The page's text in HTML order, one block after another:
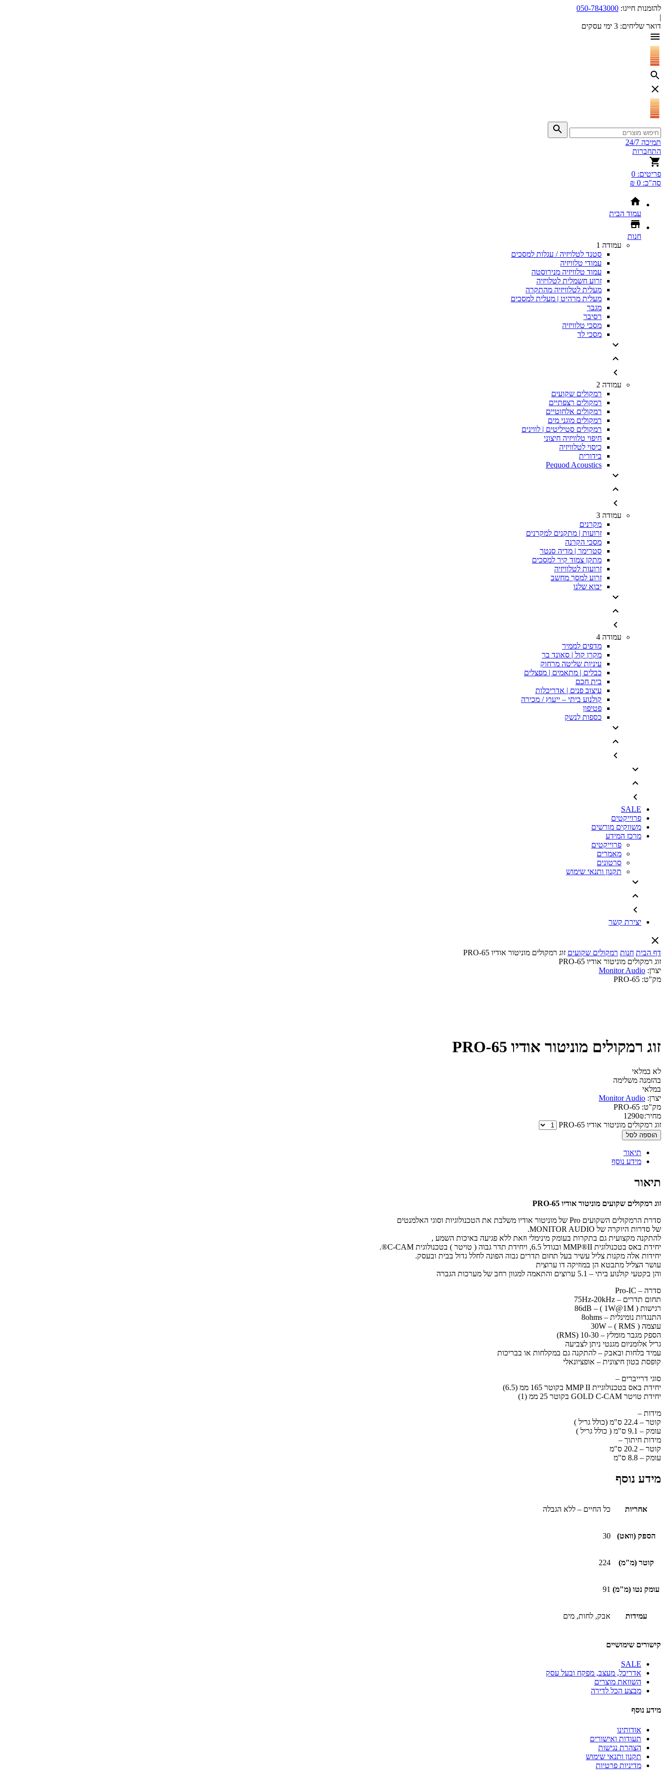
להזמנות חייגו: 050-7843000
|
דואר שליחים: 3 ימי עסקים
תמיכה 24/7
התחברות
פריטים: 0
סה"כ: 0 ₪
עמוד הבית
חנות
עמודה 1
סטנד לטלויזיה / עגלות למסכים
עמודי טלוויזיה
עמוד טלוויזיה מנירוסטה
זרוע חשמלית לטלויזיה
מעלית לטלוויזיה מהתקרה
מעלית מרהיט | מעלית למסכים
מגבר
רסיבר
מסכי טלוויזיה
מסכי לד
עמודה 2
רמקולים שקועים
רמקולים רצפתיים
רמקולים אלחוטיים
רמקולים מוגני מים
רמקולים סטיליטים | לווינים
חיפוי טלוויזיה חיצוני
כיסוי לטלוויזיה
בידורית
Pequod Acoustics
עמודה 3
מקרנים
זרועות | מתקנים למקרנים
מסכי הקרנה
סטרימר | מדיה סנטר
מתקן צמוד קיר למסכים
זרועות לטלוויזיה
זרוע למסך מחשב
יבוא שלנו
עמודה 4
מדפים לממיר
מקרן קול | סאונד בר
עיניות שליטה מרחוק
כבלים | מתאמים | מפצלים
בית חכם
עיצוב פנים | אדריכלות
קולנוע ביתי – ייעוץ / מכירה
פטיפון
כספות לנשק
SALE
פרוייקטים
משווקים מורשים
מרכז המידע
פרוייקטים
מאמרים
סרטונים
תקנון ותנאי שימוש
יצירת קשר
דף הבית חנות רמקולים שקועים זוג רמקולים מוניטור אודיו PRO-65
זוג רמקולים מוניטור אודיו PRO-65
יצרן: Monitor Audio
מק"ט: PRO-65
זוג רמקולים מוניטור אודיו PRO-65
לא במלאי
בהזמנה משלימה
במלאי
יצרן: Monitor Audio
מק"ט: PRO-65
מחיר:
1290₪
זוג רמקולים מוניטור אודיו PRO-65
הוספה לסל
תיאור
מידע נוסף
תיאור
זוג רמקולים שקועים מוניטור אודיו PRO-65
סדרת הרמקולים השקועים Pro של מוניטור אודיו משלבת את הטכנולוגיות וסוגי האלמנטים
של סדרות היוקרה של MONITOR AUDIO.
להתקנה מקצועית גם בתקרות בעומק מינימלי וזאת ללא פגיעה באיכות השמע ,
יחידת באס בטכנולוגית MMP®II ובגודל 6.5, ויחידת תדר גבוה ( טויטר ) בטכנולוגית C-CAM®.
יחידות אלה מקנות צליל עשיר בעל תחום תדרים גבוה הפונה לחלל גדול בבית ובעסק.
עושר הצליל מתבטא הן במוזיקה דו ערוצית
והן בקטעי קולנוע ביתי – 5.1 ערוצים והתאמה למגוון רחב של מערכות הגברה
סדרה – Pro-IC
תחום תדרים – 75Hz-20kHz
רגישות ( 86dB – ( 1W@1M
התנגדות נומינלית – 8ohms
עוצמה ( 30W – ( RMS
הספק מגבר מומלץ – 10-30 (RMS)
גריל אלומניום מגנטי ניתן לצביעה
עמיד בלחות ובאבק – להתקנה גם במקלחות או בבריכות
קופסת בטון חיצונית – אופציונאלי
סוגי דרייברים –
יחידת באס בטכנולוגיית MMP II בקוטר 165 ממ (6.5)
יחידת טויטר GOLD C-CAM בקוטר 25 ממ (1)
מידות –
קוטר – 22.4 ס"מ (כולל גריל )
עומק – 9.1 ס"מ ( כולל גריל )
מידות חיתוך –
קוטר – 20.2 ס"מ
עומק – 8.8 ס"מ
מידע נוסף
אחריות כל החיים – ללא הגבלה
הספק (וואט) 30
קוטר (מ"מ) 224
עומק נטו (מ"מ) 91
עמידות אבק, לחות, מים
קישורים שימושיים
SALE
אדריכל, מעצב, מפקח ובעל עסק
השוואת מוצרים
מבצע הכל לדירה
מידע נוסף
אודותינו
תעודות ואישורים
הצהרת נגישות
תקנון ותנאי שימוש
מדיניות פרטיות